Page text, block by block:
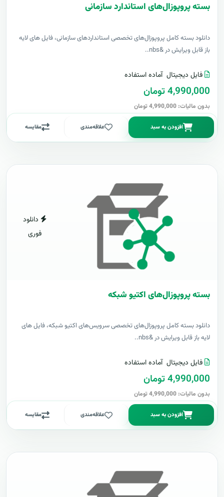
بسته پروپوزال‌های استاندارد سازمانی
دانلود بسته کامل پروپوزال‌های تخصصی استانداردهای سازمانی، فایل های لایه
باز قابل ویرایش در &nbs..
فایل دیجیتال آماده استفاده
4,990,000 تومان
بدون مالیات: 4,990,000 تومان
افزودن به سبد علاقه‌مندی مقایسه
دانلود
فوری
بسته پروپوزال‌های اکتیو شبکه
دانلود بسته کامل پروپوزال‌های تخصصی سرویس‌های اکتیو شبکه، فایل های
لایه باز قابل ویرایش در &nbs..
فایل دیجیتال آماده استفاده
4,990,000 تومان
بدون مالیات: 4,990,000 تومان
افزودن به سبد علاقه‌مندی مقایسه